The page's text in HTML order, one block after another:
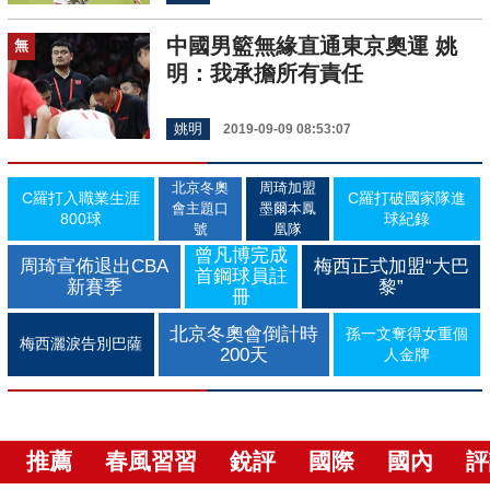
無
中國男籃無緣直通東京奧運 姚
明：我承擔所有責任
姚明 2019-09-09 08:53:07
C羅打入職業生涯
800球
北京冬奧
會主題口
號
周琦加盟
墨爾本鳳
凰隊
C羅打破國家隊進
球紀錄
周琦宣佈退出CBA
新賽季
曾凡博完成
首鋼球員註
冊
梅西正式加盟“大巴
黎”
梅西灑淚告別巴薩
北京冬奧會倒計時
200天
孫一文奪得女重個
人金牌
推薦 春風習習 銳評 國際 國內